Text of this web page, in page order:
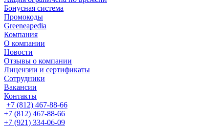
Бонусная система
Промокоды
Greeneapedia
Компания
О компании
Новости
Отзывы о компании
Лицензии и сертификаты
Сотрудники
Вакансии
Контакты
+7 (812) 467-88-66
+7 (812) 467-88-66
+7 (921) 334-06-09